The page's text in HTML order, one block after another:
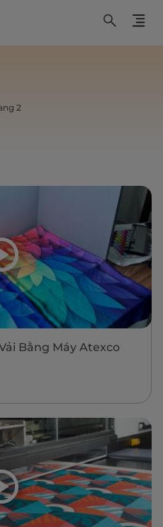
2
Bằng Máy Atexco